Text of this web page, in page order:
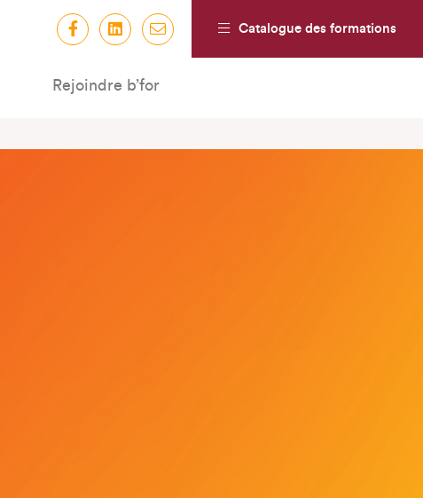
Catalogue des formations
Rejoindre b’for